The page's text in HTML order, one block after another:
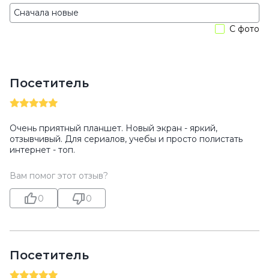
С фото
Посетитель
Очень приятный планшет. Новый экран - яркий,
отзывчивый. Для сериалов, учебы и просто полистать
интернет - топ.
Вам помог этот отзыв?
0 0
Посетитель